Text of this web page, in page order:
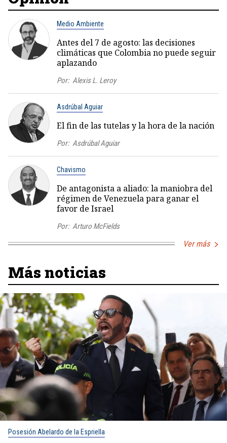
Medio Ambiente
Antes del 7 de agosto: las decisiones
climáticas que Colombia no puede seguir
aplazando
Por: Alexis L. Leroy
Asdrúbal Aguiar
El fin de las tutelas y la hora de la nación
Por: Asdrúbal Aguiar
Chavismo
De antagonista a aliado: la maniobra del
régimen de Venezuela para ganar el
favor de Israel
Por: Arturo McFields
Ver más
Más noticias
Posesión Abelardo de la Espriella